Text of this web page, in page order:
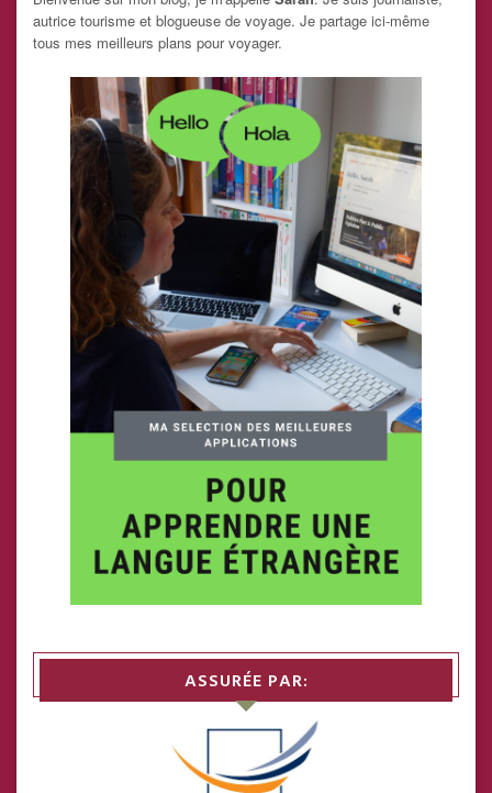
autrice tourisme et blogueuse de voyage. Je partage ici-même
tous mes meilleurs plans pour voyager.
ASSURÉE PAR: